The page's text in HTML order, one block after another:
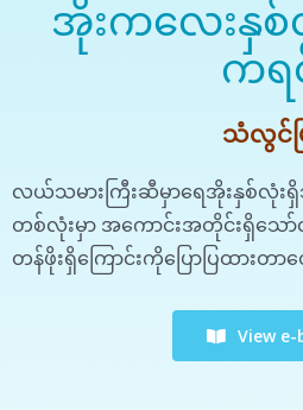
အိုးကလေးနှစ်လုံ
ကရ
သံလွင်မ
လယ်သမားကြီးဆီမှာရေအိုးနှစ်လုံ
တစ်လုံးမှာ အကောင်းအတိုင်းရှိသေ
တန်ဖိုးရှိကြောင်းကိုပြောပြထားတ
View e-